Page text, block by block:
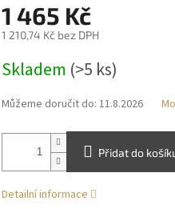
1 465 Kč
1 210,74 Kč bez DPH
cena:
Skladem (>5 ks)
Můžeme doručit do: 11.8.2026
Přidat do
Detailní informace